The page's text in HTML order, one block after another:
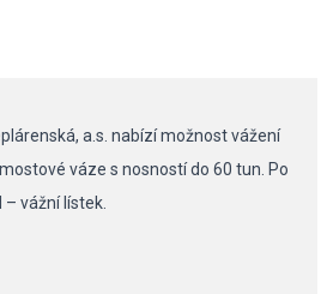
a.s. nabízí možnost vážení
váze s nosností do 60 tun. Po
vážní lístek.